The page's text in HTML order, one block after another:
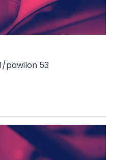
pawilon 53